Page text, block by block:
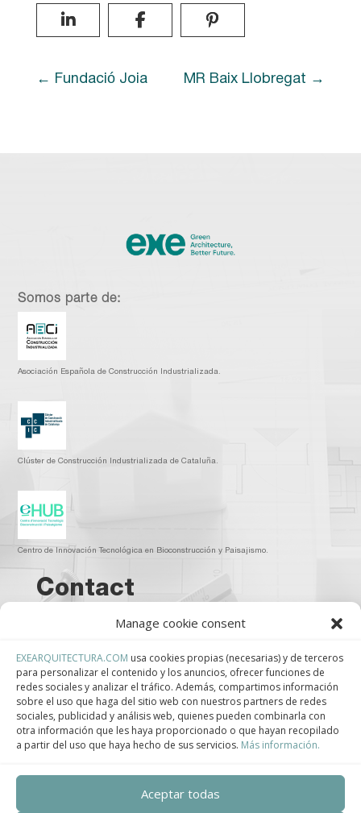
Manage cookie consent
EXEARQUITECTURA.COM usa cookies propias (necesarias) y de terceros
para personalizar el contenido y los anuncios, ofrecer funciones de
redes sociales y analizar el tráfico. Además, compartimos información
sobre el uso que haga del sitio web con nuestros partners de redes
sociales, publicidad y análisis web, quienes pueden combinarla con
otra información que les haya proporcionado o que hayan recopilado
a partir del uso que haya hecho de sus servicios. Más información.
Aceptar todas
MR Baix Llobregat
Fundació Joia
Somos parte de:
Asociación Española de Construcción Industrializada.
Clúster de Construcción Industrializada de Cataluña.
Centro de Innovación Tecnológica en Bioconstrucción y Paisajismo.
Contact
Teléfono
+34 932 008 035
Correo electrónico
adm@exearquitectura.com